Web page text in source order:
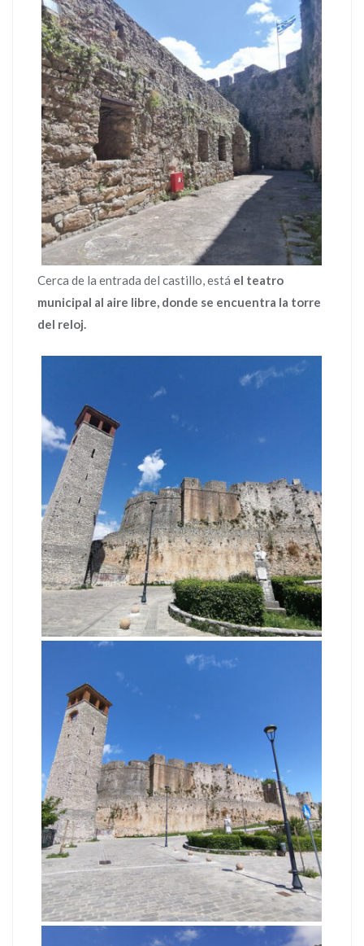
Cerca de la entrada del castillo, está el teatro
municipal al aire libre, donde se encuentra la torre
del reloj.